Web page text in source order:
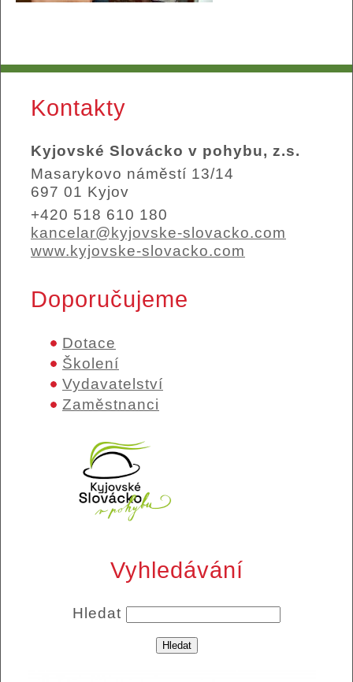
Kontakty
Kyjovské Slovácko v pohybu, z.s.
Masarykovo náměstí 13/14
697 01 Kyjov
+420 518 610 180
kancelar@kyjovske-slovacko.com
www.kyjovske-slovacko.com
Doporučujeme
Dotace
Školení
Vydavatelství
Zaměstnanci
Vyhledávání
Hledat